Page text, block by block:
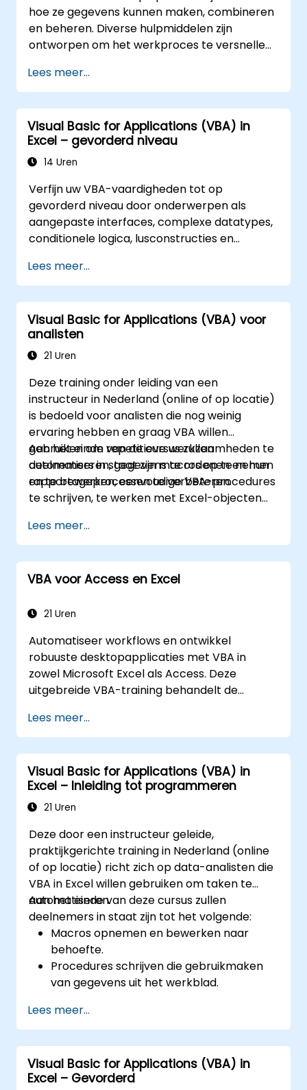
hoe ze gegevens kunnen maken, combineren
en beheren. Diverse hulpmiddelen zijn
ontworpen om het werkproces te versnellen;
de gangbare methoden en stellen u in staat
een applicatie te ontwerpen die nieuwe taken
kan uitvoeren.
Lees meer...
Visual Basic for Applications (VBA) in
Excel – gevorderd niveau
14 Uren
Verfijn uw VBA-vaardigheden tot op
gevorderd niveau door onderwerpen als
aangepaste interfaces, complexe datatypes,
conditionele logica, lusconstructies en
behandelen. Deze praktijkgerichte Excel VBA-
training richt zich op robuust foutbeheer,
optimalisatie van prestaties, het maken van
eigen UserForms en het automatiseren van
workflows via reële oefeningen – waarmee
een brug wordt geslagen tussen eenvoudige
automatiseringsoplossingen voor data-
analisten, rapportageprofessionals en
zakelijke gebruikers die behoefte hebben aan
krachtige spreadsheetfunctionaliteiten.
Lees meer...
Visual Basic for Applications (VBA) voor
analisten
21 Uren
Deze training onder leiding van een
instructeur in Nederland (online of op locatie)
is bedoeld voor analisten die nog weinig
ervaring hebben en graag VBA willen
gebruiken om repetitieve werkzaamheden te
automatiseren, gegevens te ordenen en hun
rapportageprocessen te verbeteren.
Aan het einde van de cursus zullen
deelnemers in staat zijn macros op te nemen
en te bewerken, eenvoudige VBA-procedures
te schrijven, te werken met Excel-objecten
basisautomatiseringsoplossingen te
debuggen.
Lees meer...
VBA voor Access en Excel
21 Uren
Automatiseer workflows en ontwikkel
robuuste desktopapplicaties met VBA in
zowel Microsoft Excel als Access. Deze
uitgebreide VBA-training behandelt de
objectgeoriënteerd coderen, ontwerp van
SQL-databases, het ontwikkelen van
gebruikersinterfaces, technieken voor
debuggen en foutafhandeling, evenals
geavanceerde analyseprocedures in Excel.
Door praktische oefeningen worden
ontwikkelaars begeleid om handmatige taken
te elimineren en krachtige mogelijkheden
voor data-beheer en rapportage te
benutten.
Lees meer...
Visual Basic for Applications (VBA) in
Excel – Inleiding tot programmeren
21 Uren
Deze door een instructeur geleide,
praktijkgerichte training in Nederland (online
of op locatie) richt zich op data-analisten die
VBA in Excel willen gebruiken om taken te
automatiseren.
Aan het einde van deze cursus zullen
deelnemers in staat zijn tot het volgende:
Macros opnemen en bewerken naar
behoefte.
Procedures schrijven die gebruikmaken
van gegevens uit het werkblad.
Reageren op bepaalde gebeurtenissen
(zoals het openen van een werkblad of
het wijzigen van cellen) met behulp van
event-handlers.
Eigen formulieren ontwerpen.
Lees meer...
Visual Basic for Applications (VBA) in
Excel – Gevorderd